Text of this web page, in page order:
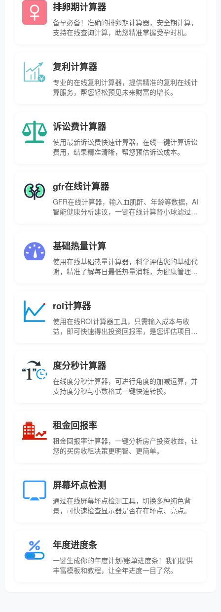
排卵期计算器
备孕必备！准确的排卵期计算器，安全期计算，
支持在线查询计算，助您精准掌握受孕时机。
复利计算器
专业的在线复利计算器，提供精准的复利在线计
算服务，帮您轻松预见未来财富的增长。
诉讼费计算器
使用最新诉讼费快速计算器，在线一键计算诉讼
费用，结果精准清晰，帮您预估诉讼成本。
gfr在线计算器
GFR在线计算器，输入血肌酐、年龄等数据，AI
智能健康分析建议，一键在线计算肾小球滤过率
基础热量计算
使用在线基础热量计算器，科学评估您的基础代
谢，精准了解每日最低热量消耗，为健康管理提
roi计算器
使用在线ROI计算器工具，只需输入成本与收
益，即可快速得出投资回报率，是您评估项目成
度分秒计算器
在线度分秒计算器，可进行角度的加减运算，并
支持度分秒与小数格式一键快速转换。
租金回报率
租金回报率计算器，一键分析房产投资收益，让
您的买房收租决策更明智、更简单。
屏幕坏点检测
通过在线屏幕坏点检测工具，切换多种纯色背
景，可快速检查显示器是否存在坏点、亮点。
年度进度条
一键生成你的年度计划/账单进度条！我们提供
丰富模板和教程，让全年进度一目了然。